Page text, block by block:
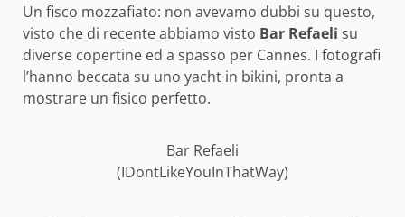
Un fisco mozzafiato: non avevamo dubbi su questo,
visto che di recente abbiamo visto Bar Refaeli su
diverse copertine ed a spasso per Cannes. I fotografi
l’hanno beccata su uno yacht in bikini, pronta a
mostrare un fisico perfetto.
Bar Refaeli
(IDontLikeYouInThatWay)